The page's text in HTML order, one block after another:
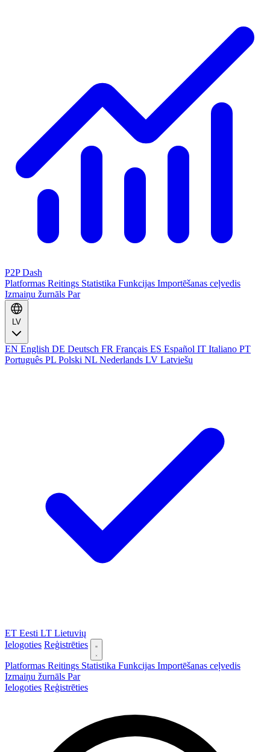
P2P Dash
Platformas Reitings Statistika Funkcijas Importēšanas ceļvedis
Izmaiņu žurnāls Par
LV
EN English DE Deutsch FR Français ES Español IT Italiano PT
Português PL Polski NL Nederlands LV Latviešu
ET Eesti LT Lietuvių
Ielogoties Reģistrēties
Platformas Reitings Statistika Funkcijas Importēšanas ceļvedis
Izmaiņu žurnāls Par
Ielogoties Reģistrēties